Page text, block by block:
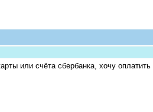
или счёта сбербанка, хочу оплатить